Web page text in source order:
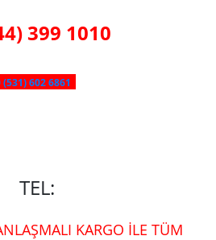
399 1010
(531) 602 6861
TEL:
KARGO İLE TÜM